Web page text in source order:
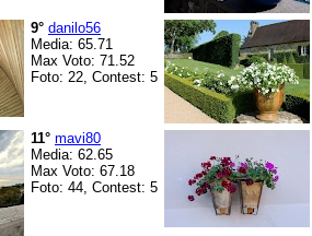
9° danilo56
Media: 65.71
Max Voto: 71.52
Foto: 22, Contest: 5
11° mavi80
Media: 62.65
Max Voto: 67.18
Foto: 44, Contest: 5